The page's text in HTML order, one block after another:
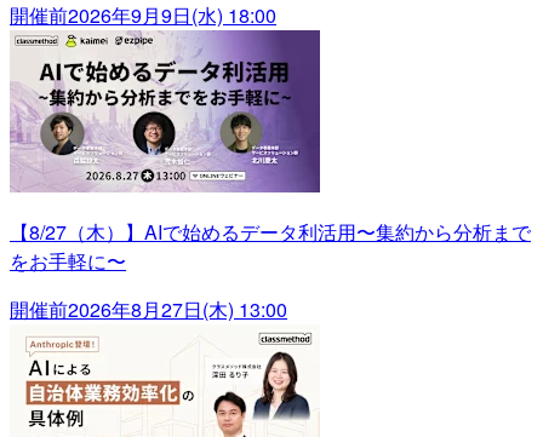
開催前2026年9月9日(水) 18:00
【8/27（木）】AIで始めるデータ利活用〜集約から分析まで
をお手軽に〜
開催前2026年8月27日(木) 13:00